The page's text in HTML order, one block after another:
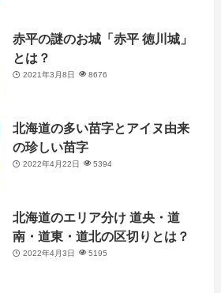
赤平の謎のお城「赤平 徳川城」
とは？
2021年3月8日 8676
北海道の多い苗字とアイヌ由来
の珍しい苗字
2022年4月22日 5394
北海道のエリア分け 道央・道
南・道東・道北の区切りとは？
2022年4月3日 5195